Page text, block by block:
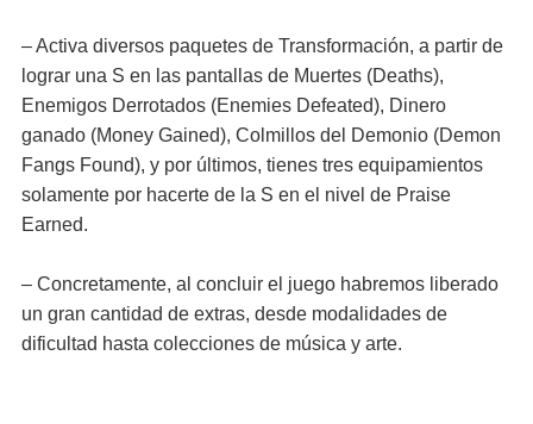
– Activa diversos paquetes de Transformación, a partir de
lograr una S en las pantallas de Muertes (Deaths),
Enemigos Derrotados (Enemies Defeated), Dinero
ganado (Money Gained), Colmillos del Demonio (Demon
Fangs Found), y por últimos, tienes tres equipamientos
solamente por hacerte de la S en el nivel de Praise
Earned.
– Concretamente, al concluir el juego habremos liberado
un gran cantidad de extras, desde modalidades de
dificultad hasta colecciones de música y arte.